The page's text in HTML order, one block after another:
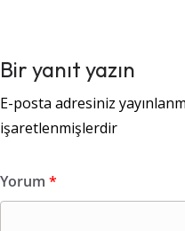
Bir yanıt yazın
E-posta adresiniz
işaretlenmişlerdir
Yorum *